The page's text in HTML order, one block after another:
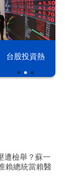
台股投資熱
的日本喜劇
重返大銀幕
遭檢舉？蘇一
賴總統當賴醫